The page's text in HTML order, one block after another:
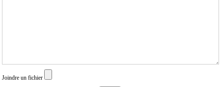
Joindre un fichier